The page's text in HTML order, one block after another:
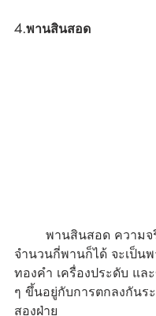
4.พานสินสอด
พานสินสอด ความจ
จำนวนกี่พานก็ได้ จะเป็นพ
ทองคำ เครื่องประดับ แล
ๆ ขึ้นอยู่กับการตกลงกันร
สองฝ่าย